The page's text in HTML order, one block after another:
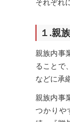
それぞれ
１.親
親族内事
ることで
などに承
親族内事
つかりや